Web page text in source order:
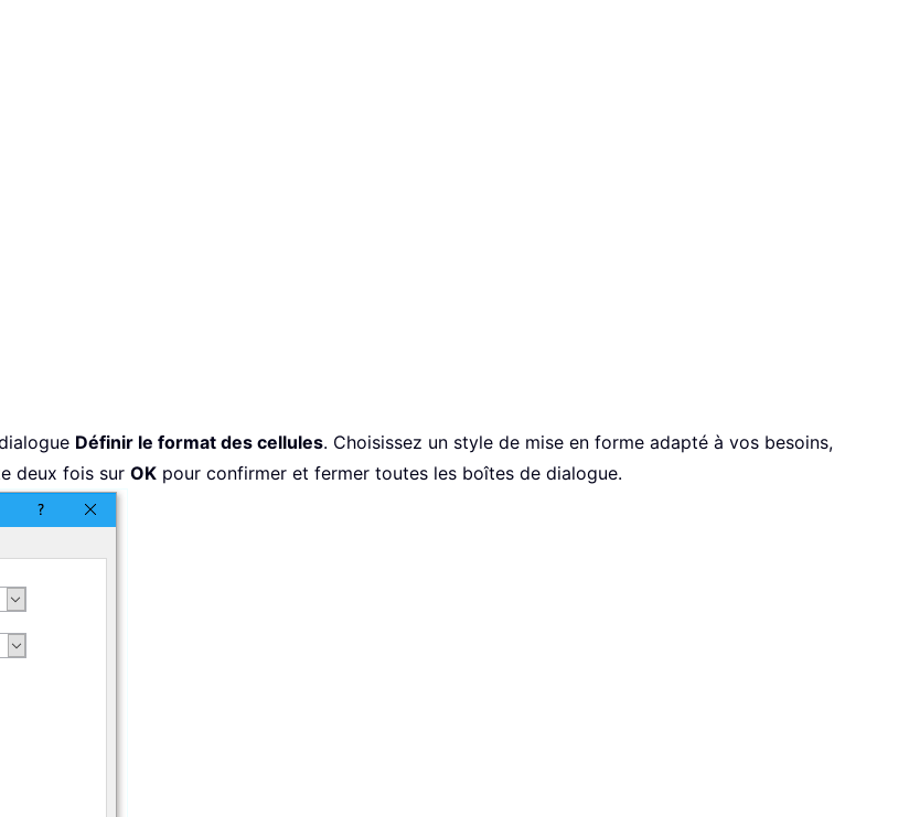
Définir le format des cellules. Choisissez un style de mise en forme adapté à vos besoins,
deux fois sur OK pour confirmer et fermer toutes les boîtes de dialogue.